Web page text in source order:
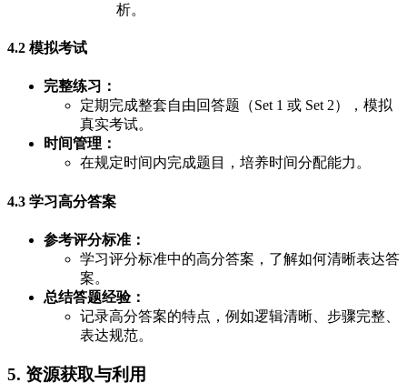
析。
4.2 模拟考试
完整练习：
定期完成整套自由回答题（Set 1 或 Set 2），模拟
真实考试。
时间管理：
在规定时间内完成题目，培养时间分配能力。
4.3 学习高分答案
参考评分标准：
学习评分标准中的高分答案，了解如何清晰表达答
案。
总结答题经验：
记录高分答案的特点，例如逻辑清晰、步骤完整、
表达规范。
5. 资源获取与利用